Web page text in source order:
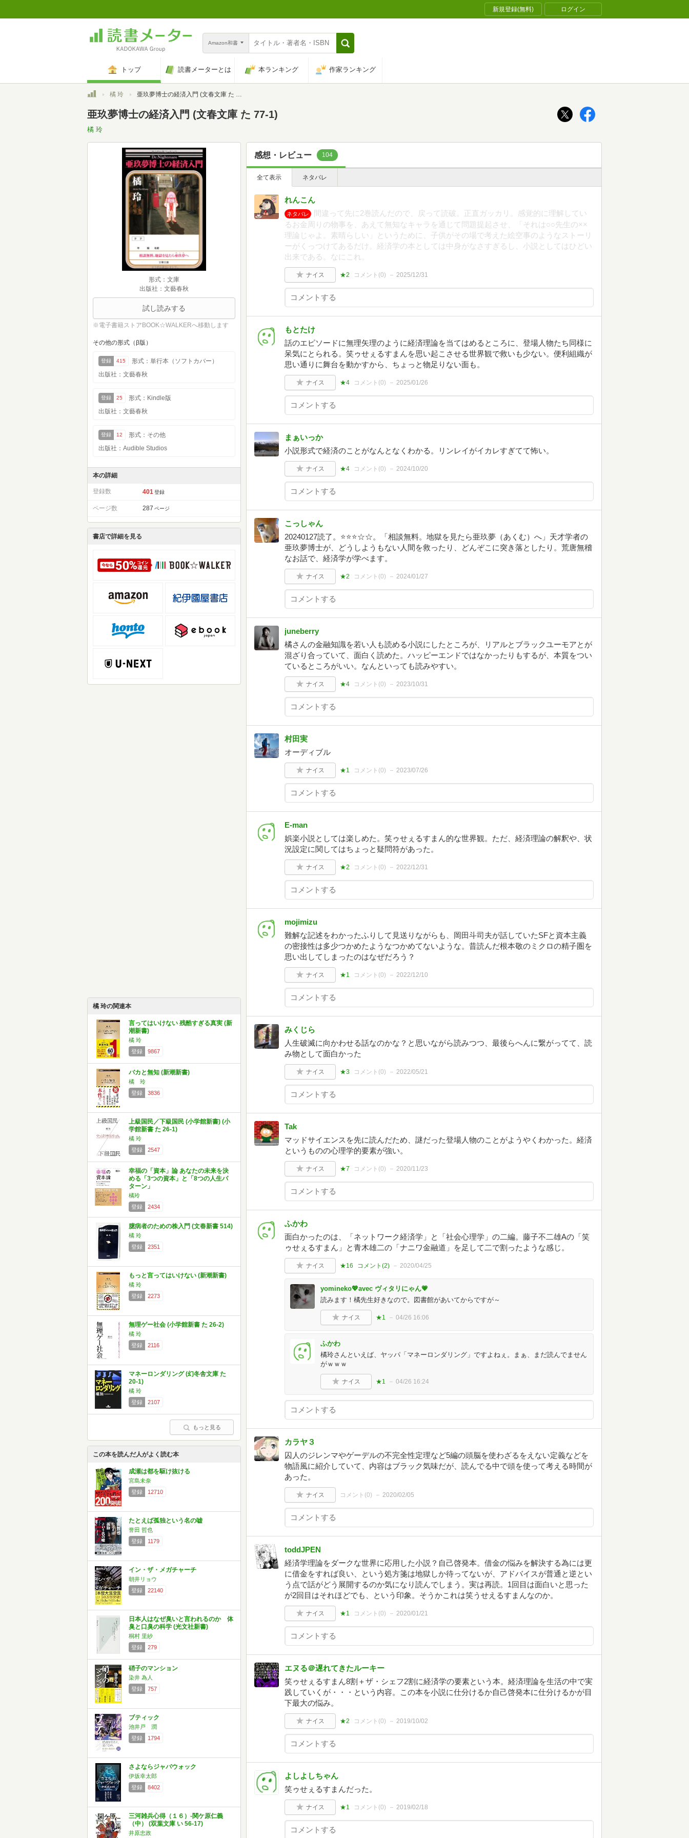
新規登録(無料) ログイン
Amazon和書
トップ 読書メーターとは 本ランキング 作家ランキング
トップ橘 玲 亜玖夢博士の経済入門 (文春文庫 た 77-1)
亜玖夢博士の経済入門 (文春文庫 た 77-1)
橘 玲
形式：文庫
出版社：文藝春秋
試し読みする
※電子書籍ストアBOOK☆WALKERへ移動します
その他の形式（β版）
登録 415
形式：単行本（ソフトカバー）
出版社：文藝春秋
登録 25
形式：Kindle版
出版社：文藝春秋
登録 12
形式：その他
出版社：Audible Studios
本の詳細
登録数 401 登録
ページ数 287 ページ
書店で詳細を見る
橘 玲の関連本
言ってはいけない 残酷すぎる真実 (新
潮新書)
橘 玲
登録
9867
バカと無知 (新潮新書)
橘 玲
登録
3836
上級国民／下級国民 (小学館新書) (小
学館新書 た 26-1)
橘 玲
登録
2547
幸福の「資本」論 あなたの未来を決
める「3つの資本」と「8つの人生パ
ターン」
橘玲
登録
2434
臆病者のための株入門 (文春新書 514)
橘 玲
登録
2351
もっと言ってはいけない (新潮新書)
橘 玲
登録
2273
無理ゲー社会 (小学館新書 た 26-2)
橘 玲
登録
2116
マネーロンダリング (幻冬舎文庫 た
20-1)
橘 玲
登録
2107
もっと見る
この本を読んだ人がよく読む本
成瀬は都を駆け抜ける
宮島未奈
登録
12710
たとえば孤独という名の嘘
誉田 哲也
登録
1179
イン・ザ・メガチャーチ
朝井リョウ
登録
22140
日本人はなぜ臭いと言われるのか 体
臭と口臭の科学 (光文社新書)
桐村 里紗
登録
279
硝子のマンション
染井 為人
登録
757
ブティック
池井戸 潤
登録
1794
さよならジャバウォック
伊坂幸太郎
登録
8402
三河雑兵心得（１６）-関ケ原仁義
（中） (双葉文庫 い 56-17)
井原忠政
感想・レビュー 104
全て表示 ネタバレ
れんこん
ネタバレ
間違って先に2巻読んだので、戻って読破。正直ガッカリ。感覚的に理解してい
るお金周りの物事を、あえて無知なキャラを通じて問題提起させ、「それは○○先生の××
理論じゃよ。素晴らしい」というために、子供がその場で考えた絵空事のようなストーリ
ーがくっつけてあるだけ。経済学の本としては中身がなさすぎるし、小説としてはひどい
出来である。なにこれ。
ナイス ★2 コメント(0) 2025/12/31
もとたけ
話のエピソードに無理矢理のように経済理論を当てはめるところに、登場人物たち同様に
呆気にとられる。笑ゥせぇるすまんを思い起こさせる世界観で救いも少ない。便利組織が
思い通りに舞台を動かすから、ちょっと物足りない面も。
ナイス ★4 コメント(0) 2025/01/26
まぁいっか
小説形式で経済のことがなんとなくわかる。リンレイがイカレすぎてて怖い。
ナイス ★4 コメント(0) 2024/10/20
こっしゃん
20240127読了。⭐️⭐️⭐️☆☆。「相談無料。地獄を見たら亜玖夢（あくむ）へ」天才学者の
亜玖夢博士が、どうしようもない人間を救ったり、どんぞこに突き落としたり。荒唐無稽
なお話で、経済学が学べます。
ナイス ★2 コメント(0) 2024/01/27
juneberry
橘さんの金融知識を若い人も読める小説にしたところが、リアルとブラックユーモアとが
混ざり合っていて、面白く読めた。ハッピーエンドではなかったりもするが、本質をつい
ているところがいい。なんといっても読みやすい。
ナイス ★4 コメント(0) 2023/10/31
村田実
オーディブル
ナイス ★1 コメント(0) 2023/07/26
E-man
娯楽小説としては楽しめた。笑ゥせぇるすまん的な世界観。ただ、経済理論の解釈や、状
況設定に関してはちょっと疑問符があった。
ナイス ★2 コメント(0) 2022/12/31
mojimizu
難解な記述をわかったふりして見送りながらも、岡田斗司夫が話していたSFと資本主義
の密接性は多少つかめたようなつかめてないような。昔読んだ根本敬のミクロの精子圏を
思い出してしまったのはなぜだろう？
ナイス ★1 コメント(0) 2022/12/10
みくじら
人生破滅に向かわせる話なのかな？と思いながら読みつつ、最後らへんに繋がってて、読
み物として面白かった
ナイス ★3 コメント(0) 2022/05/21
Tak
マッドサイエンスを先に読んだため、謎だった登場人物のことがようやくわかった。経済
というものの心理学的要素が強い。
ナイス ★7 コメント(0) 2020/11/23
ふかわ
面白かったのは、「ネットワーク経済学」と「社会心理学」の二編。藤子不二雄Aの「笑
ゥせぇるすまん」と青木雄二の「ナニワ金融道」を足して二で割ったような感じ。
ナイス ★16 コメント(2) 2020/04/25
yomineko💖avec ヴィタリにゃん💗
読みます！橘先生好きなので。図書館があいてからですが～
ナイス ★1 04/26 16:06
ふかわ
橘玲さんといえば、ヤッパ「マネーロンダリング」ですよねぇ。まぁ、まだ読んでません
がｗｗｗ
ナイス ★1 04/26 16:24
カラヤ３
囚人のジレンマやゲーデルの不完全性定理など5編の頭脳を使わざるをえない定義などを
物語風に紹介していて、内容はブラック気味だが、読んでる中で頭を使って考える時間が
あった。
ナイス コメント(0) 2020/02/05
toddJPEN
経済学理論をダークな世界に応用した小説？自己啓発本。借金の悩みを解決する為には更
に借金をすれば良い、という処方箋は地獄しか待ってないが、アドバイスが普通と逆とい
う点で話がどう展開するのか気になり読んでしまう。実は再読。1回目は面白いと思った
が2回目はそれほどでも、という印象。そうかこれは笑うせえるすまんなのか。
ナイス ★1 コメント(0) 2020/01/21
エヌる＠遅れてきたルーキー
笑ゥせぇるすまん8割＋ザ・シェフ2割に経済学の要素という本。経済理論を生活の中で実
践していくが・・・という内容。この本を小説に仕分けるか自己啓発本に仕分けるかが目
下最大の悩み。
ナイス ★2 コメント(0) 2019/10/02
よしよしちゃん
笑ゥせぇるすまんだった。
ナイス ★1 コメント(0) 2019/02/18